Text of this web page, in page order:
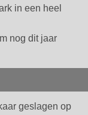
in een heel
nog dit jaar
geslagen op